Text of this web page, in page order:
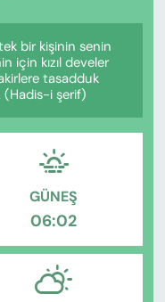
bir kişinin senin
için kızıl develer
tasadduk
(Hadis-i şerif)
GÜNEŞ
06:02